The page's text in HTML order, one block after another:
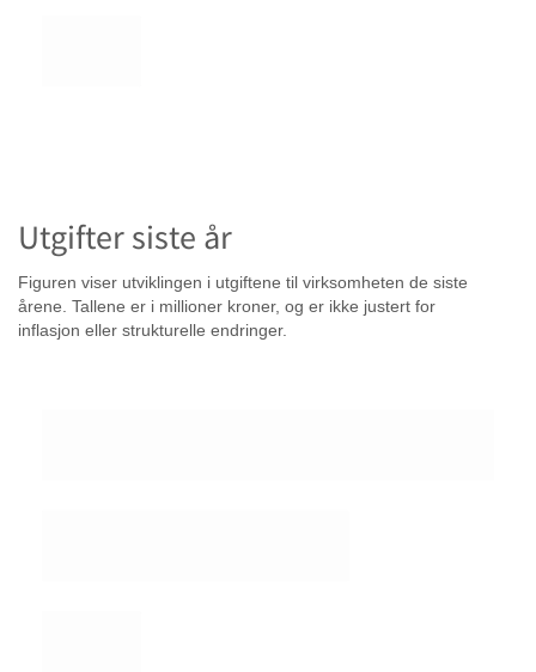
Utgifter siste år
Figuren viser utviklingen i utgiftene til virksomheten de siste
årene. Tallene er i millioner kroner, og er ikke justert for
inflasjon eller strukturelle endringer.